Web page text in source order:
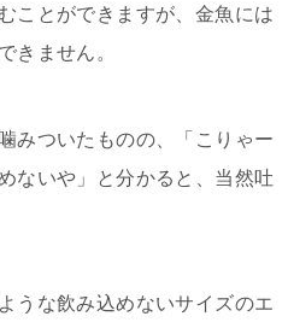
ことができますが、金魚には
きません。
みついたものの、「こりゃー
ないや」と分かると、当然吐
うな飲み込めないサイズのエ